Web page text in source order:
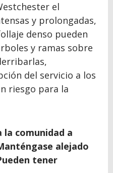
el
y prolongadas,
denso pueden
y ramas sobre
del servicio a los
riesgo para la
la comunidad a
alejado
tener